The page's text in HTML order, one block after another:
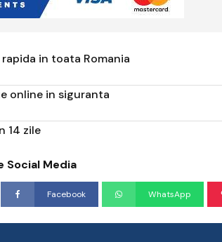
rapida in toata Romania
online in siguranta
14 zile
Social Media
Facebook WhatsApp